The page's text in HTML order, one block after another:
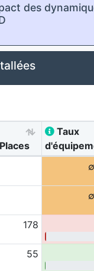
des
Places
Taux
∅
∅
178
55